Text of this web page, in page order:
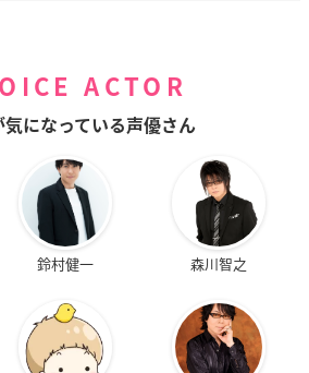
ACTOR
気になっている声優さん
鈴村健一 森川智之